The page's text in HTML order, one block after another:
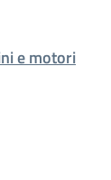
e motori